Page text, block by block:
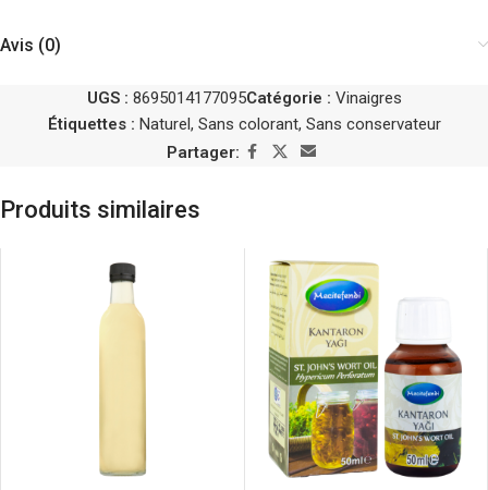
Avis (0)
UGS : 8695014177095Catégorie : Vinaigres
Étiquettes : Naturel, Sans colorant, Sans conservateur
Partager:
Produits similaires